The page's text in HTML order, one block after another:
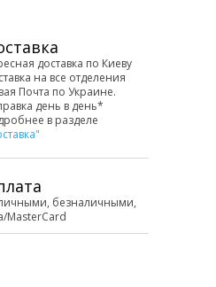
доставка по Киеву
на все отделения
Почта по Украине.
день в день*
в разделе
безналичными,
MasterCard